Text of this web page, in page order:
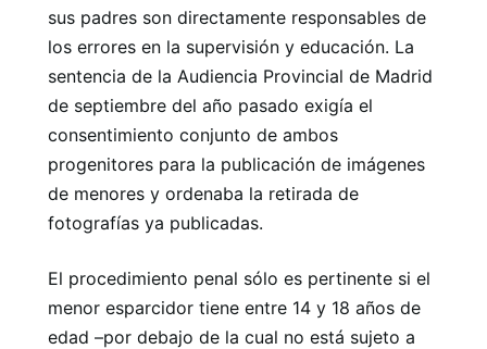
sus padres son directamente responsables de
los errores en la supervisión y educación. La
sentencia de la Audiencia Provincial de Madrid
de septiembre del año pasado exigía el
consentimiento conjunto de ambos
progenitores para la publicación de imágenes
de menores y ordenaba la retirada de
fotografías ya publicadas.
El procedimiento penal sólo es pertinente si el
menor esparcidor tiene entre 14 y 18 años de
edad –por debajo de la cual no está sujeto a